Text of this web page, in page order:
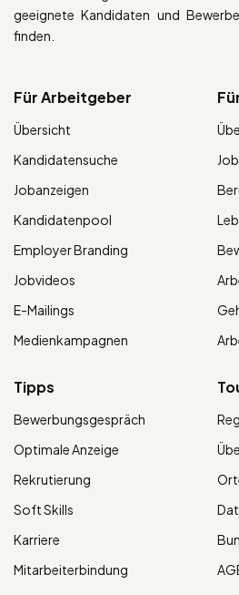
geeignete Kandidaten und
finden.
Für Arbeitgeber
Übersicht
Kandidatensuche
Jobanzeigen
Kandidatenpool
Employer Branding
Jobvideos
E-Mailings
Medienkampagnen
Tipps
Bewerbungsgespräch
Optimale Anzeige
Rekrutierung
Soft Skills
Karriere
Mitarbeiterbindung